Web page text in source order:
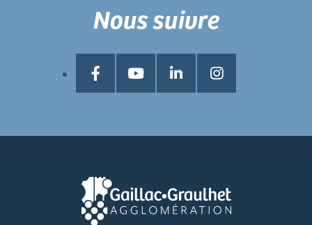
Nous suivre